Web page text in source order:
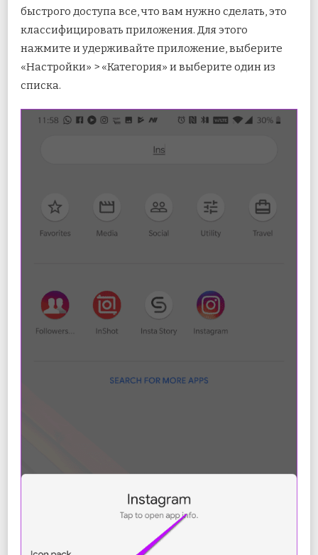
быстрого доступа все, что вам нужно сделать, это
классифицировать приложения. Для этого
нажмите и удерживайте приложение, выберите
«Настройки» > «Категория» и выберите один из
списка.